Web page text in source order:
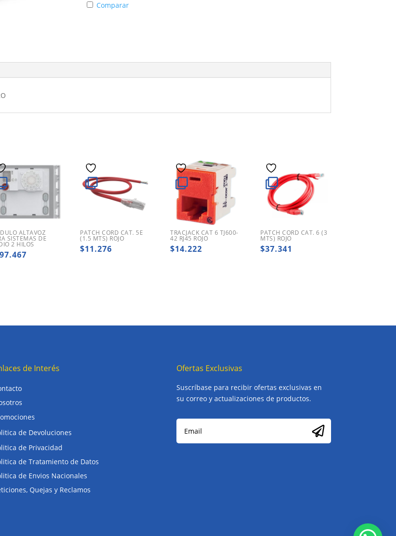
Comparar
ALTAVOZ
SISTEMAS DE
2 HILOS
PATCH CORD CAT. 5E
(1.5 MTS) ROJO
$11.276
TRACJACK CAT 6 TJ600-
42 RJ45 ROJO
$14.222
PATCH CORD CAT. 6 (3
MTS) ROJO
$37.341
de Interés
de Devoluciones
de Privacidad
de Tratamiento de Datos
de Envios Nacionales
Quejas y Reclamos
Ofertas Exclusivas
Suscríbase para recibir ofertas exclusivas en
su correo y actualizaciones de productos.